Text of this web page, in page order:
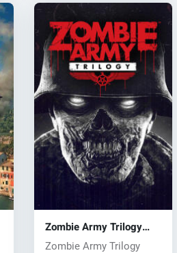
Zombie Army Trilogy
(PC) CD key
Zombie Army Trilogy